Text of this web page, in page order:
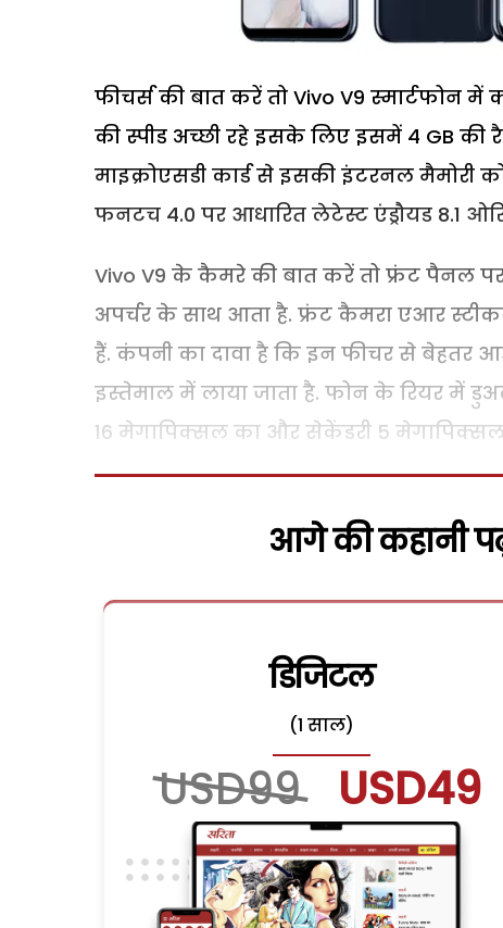
फीचर्स की बात करें तो Vivo V9 स्मार्टफोन में
की स्पीड अच्छी रहे इसके लिए इसमें 4 GB की
माइक्रोएसडी कार्ड से इसकी इंटरनल मैमोरी
फनटच 4.0 पर आधारित लेटेस्ट एंड्रौयड 8.1
Vivo V9 के कैमरे की बात करें तो फ्रंट पैनल
अपर्चर के साथ आता है. फ्रंट कैमरा एआर
हैं. कंपनी का दावा है कि इन फीचर से बेहतर
इस्तेमाल में लाया जाता है. फोन के रियर में
16 मेगापिक्सल का और सेकेंडरी 5 मेगापिक्सल
आगे की कहानी
डिजिटल
(1 साल)
USD99 USD49